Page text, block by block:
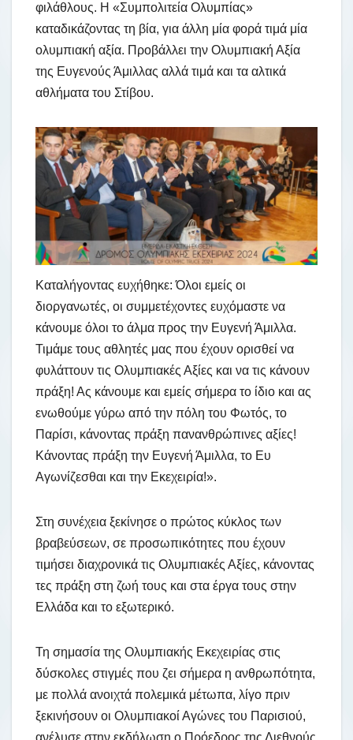
φιλάθλους. Η «Συμπολιτεία Ολυμπίας»
καταδικάζοντας τη βία, για άλλη μία φορά τιμά μία
ολυμπιακή αξία. Προβάλλει την Ολυμπιακή Αξία
της Ευγενούς Άμιλλας αλλά τιμά και τα αλτικά
αθλήματα του Στίβου.
Καταλήγοντας ευχήθηκε: Όλοι εμείς οι
διοργανωτές, οι συμμετέχοντες ευχόμαστε να
κάνουμε όλοι το άλμα προς την Ευγενή Άμιλλα.
Τιμάμε τους αθλητές μας που έχουν ορισθεί να
φυλάττουν τις Ολυμπιακές Αξίες και να τις κάνουν
πράξη! Ας κάνουμε και εμείς σήμερα το ίδιο και ας
ενωθούμε γύρω από την πόλη του Φωτός, το
Παρίσι, κάνοντας πράξη πανανθρώπινες αξίες!
Κάνοντας πράξη την Ευγενή Άμιλλα, το Ευ
Αγωνίζεσθαι και την Εκεχειρία!».
Στη συνέχεια ξεκίνησε ο πρώτος κύκλος των
βραβεύσεων, σε προσωπικότητες που έχουν
τιμήσει διαχρονικά τις Ολυμπιακές Αξίες, κάνοντας
τες πράξη στη ζωή τους και στα έργα τους στην
Ελλάδα και το εξωτερικό.
Τη σημασία της Ολυμπιακής Εκεχειρίας στις
δύσκολες στιγμές που ζει σήμερα η ανθρωπότητα,
με πολλά ανοιχτά πολεμικά μέτωπα, λίγο πριν
ξεκινήσουν οι Ολυμπιακοί Αγώνες του Παρισιού,